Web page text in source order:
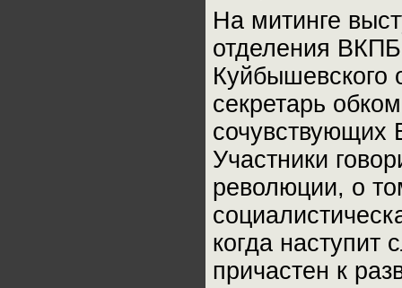
На митинге
отделения
Куйбышевского
секретарь
сочувствующих
Участники
революции, о
когда наступит
причастен к